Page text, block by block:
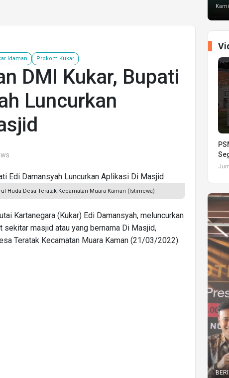
Idaman Prokom Kukar
DMI Kukar, Bupati
Luncurkan
Huda Desa Teratak Kecamatan Muara Kaman (Istimewa)
Kartanegara (Kukar) Edi Damansyah, meluncurkan
masjid atau yang bernama Di Masjid,
Teratak Kecamatan Muara Kaman (21/03/2022).